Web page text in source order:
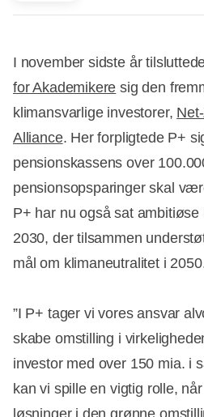
I november sidste år
for Akademikere sig den
klimansvarlige investorer,
Alliance. Her forpligtede P+
pensionskassens over
pensionsopsparinger skal
P+ har nu også sat
2030, der tilsammen
mål om klimaneutralitet i
”I P+ tager vi vores ansvar
skabe omstilling i
investor med over 150 mia. i
kan vi spille en vigtig rolle,
løsninger i den grønne